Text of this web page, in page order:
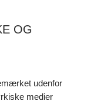
OG
udenfor
medier